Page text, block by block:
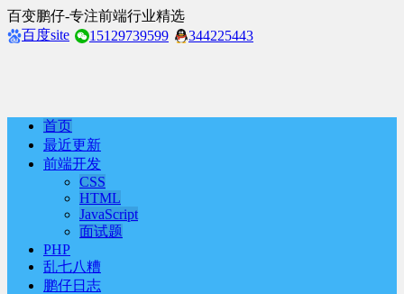
百变鹏仔-专注前端行业精选
百度site
15129739599 344225443
首页
最近更新
前端开发
CSS
HTML
JavaScript
面试题
PHP
乱七八糟
鹏仔日志